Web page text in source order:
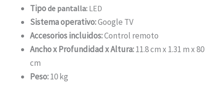
Tipode pantalla: LED
Sistema operativo:Google TV
Accesorios incluidos:Control remoto
Ancho x Profundidad x Altura:11.8 cm x 1.31 m x 80
cm
Peso:10 kg